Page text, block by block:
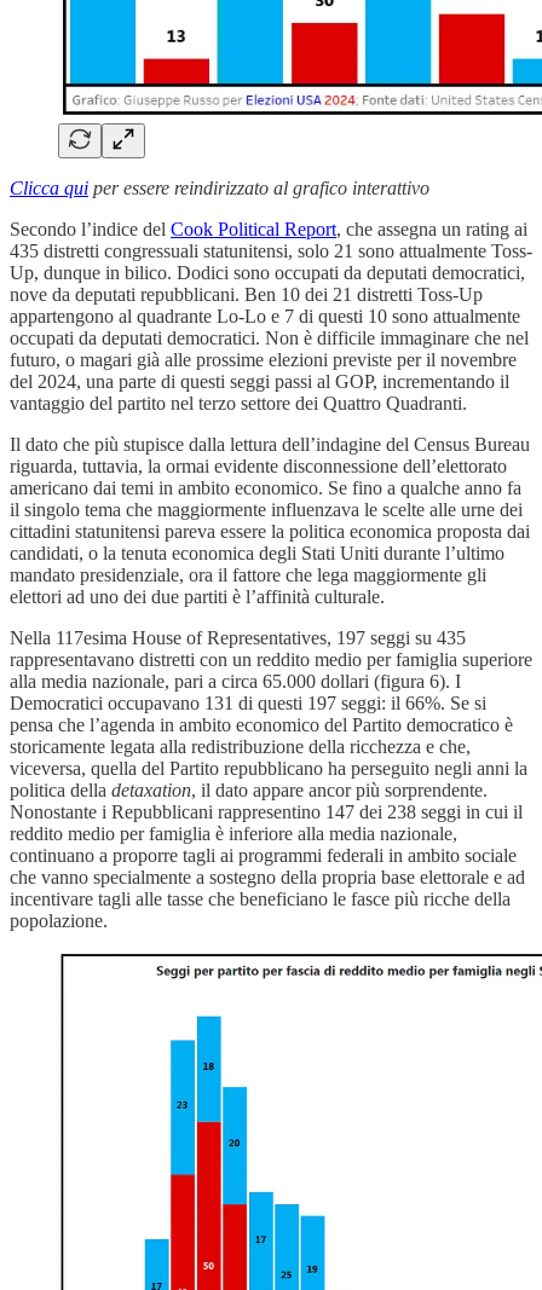
Clicca qui per essere reindirizzato al grafico interattivo
Secondo l’indice del Cook Political Report, che assegna un rating ai
435 distretti congressuali statunitensi, solo 21 sono attualmente Toss-
Up, dunque in bilico. Dodici sono occupati da deputati democratici,
nove da deputati repubblicani. Ben 10 dei 21 distretti Toss-Up
appartengono al quadrante Lo-Lo e 7 di questi 10 sono attualmente
occupati da deputati democratici. Non è difficile immaginare che nel
futuro, o magari già alle prossime elezioni previste per il novembre
del 2024, una parte di questi seggi passi al GOP, incrementando il
vantaggio del partito nel terzo settore dei Quattro Quadranti.
Il dato che più stupisce dalla lettura dell’indagine del Census Bureau
riguarda, tuttavia, la ormai evidente disconnessione dell’elettorato
americano dai temi in ambito economico. Se fino a qualche anno fa
il singolo tema che maggiormente influenzava le scelte alle urne dei
cittadini statunitensi pareva essere la politica economica proposta dai
candidati, o la tenuta economica degli Stati Uniti durante l’ultimo
mandato presidenziale, ora il fattore che lega maggiormente gli
elettori ad uno dei due partiti è l’affinità culturale.
Nella 117esima House of Representatives, 197 seggi su 435
rappresentavano distretti con un reddito medio per famiglia superiore
alla media nazionale, pari a circa 65.000 dollari (figura 6). I
Democratici occupavano 131 di questi 197 seggi: il 66%. Se si
pensa che l’agenda in ambito economico del Partito democratico è
storicamente legata alla redistribuzione della ricchezza e che,
viceversa, quella del Partito repubblicano ha perseguito negli anni la
politica della detaxation, il dato appare ancor più sorprendente.
Nonostante i Repubblicani rappresentino 147 dei 238 seggi in cui il
reddito medio per famiglia è inferiore alla media nazionale,
continuano a proporre tagli ai programmi federali in ambito sociale
che vanno specialmente a sostegno della propria base elettorale e ad
incentivare tagli alle tasse che beneficiano le fasce più ricche della
popolazione.